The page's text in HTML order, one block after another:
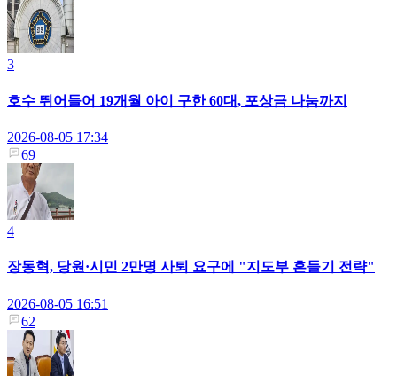
3
호수 뛰어들어 19개월 아이 구한 60대, 포상금 나눔까지
2026-08-05 17:34
69
4
장동혁, 당원·시민 2만명 사퇴 요구에 "지도부 흔들기 전략"
2026-08-05 16:51
62